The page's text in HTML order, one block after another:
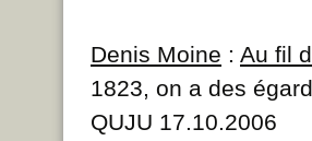
Denis Moine : Au fil
1823, on a des
QUJU 17.10.2006